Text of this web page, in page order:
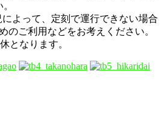
よって、定刻で運行できない場合
のご利用などをお考えください。
となります。